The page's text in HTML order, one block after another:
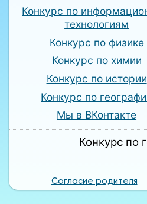
Конкурс по
технологиям
Конкурс по физике
Конкурс по химии
Конкурс по истории
Конкурс по
Мы в ВКонтакте
Конкурс по
Согласие родителя